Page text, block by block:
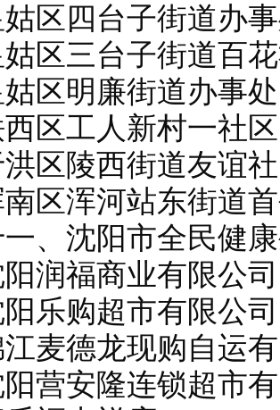
姑区四台子街道办
姑区三台子街道百
姑区明廉街道办事处
区工人新村一社区
区陵西街道友谊
区浑河站东街道
、沈阳市全民健
润福商业有限公司
乐购超市有限公司
麦德龙现购自运
营安隆连锁超市